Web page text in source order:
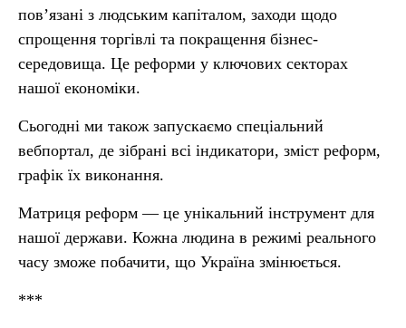
пов’язані з людським капіталом, заходи щодо
спрощення торгівлі та покращення бізнес-
середовища. Це реформи у ключових секторах
нашої економіки.
Сьогодні ми також запускаємо спеціальний
вебпортал, де зібрані всі індикатори, зміст реформ,
графік їх виконання.
Матриця реформ — це унікальний інструмент для
нашої держави. Кожна людина в режимі реального
часу зможе побачити, що Україна змінюється.
***